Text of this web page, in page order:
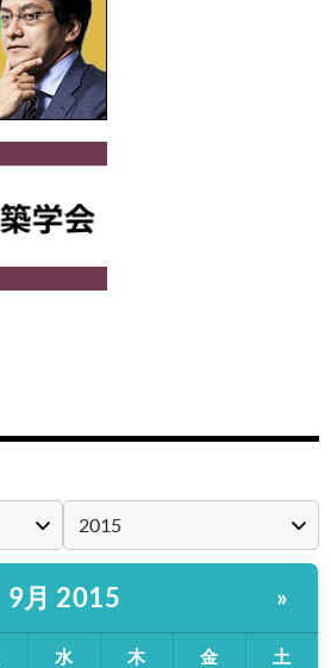
9月 2015 »
水 木 金 土